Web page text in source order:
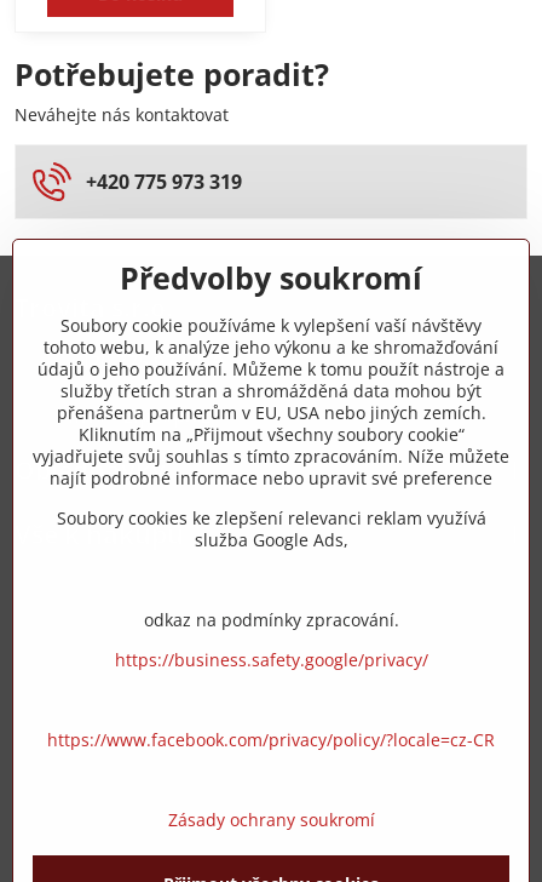
Potřebujete poradit?
Neváhejte nás kontaktovat
+420 775 973 319
+420 775 973 319
info​@zipzop​.cz
Objednávky
Vše k nákupu
Předvolby soukromí
Soubory cookie používáme k vylepšení vaší návštěvy
tohoto webu, k analýze jeho výkonu a ke shromažďování
údajů o jeho používání. Můžeme k tomu použít nástroje a
služby třetích stran a shromážděná data mohou být
přenášena partnerům v EU, USA nebo jiných zemích.
Kliknutím na „Přijmout všechny soubory cookie“
vyjadřujete svůj souhlas s tímto zpracováním. Níže můžete
najít podrobné informace nebo upravit své preference
Soubory cookies ke zlepšení relevanci reklam využívá
služba Google Ads,
odkaz na podmínky zpracování.
https://business.safety.google/privacy/
https://www.facebook.com/privacy/policy/?locale=cz-CR
Zásady ochrany soukromí